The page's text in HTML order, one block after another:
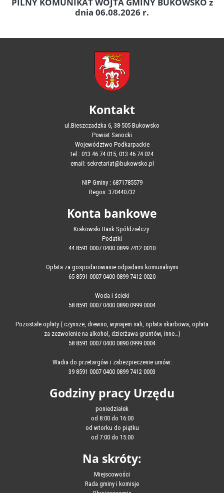
dnia 06.08.2026 r.
Kontakt
ul.Bieszczadzka 6, 38-505 Bukowsko
Powiat Sanocki
Województwo Podkarpackie
tel.: 013 46 74 015, 013 46 74 024
email: sekretariat@bukowsko.pl
NIP Gminy : 6871785579
Regon: 370440732
Konta bankowe
Krakowski Bank Spółdzielczy:
Podatki
44 8591 0007 0400 0899 7412 0010
Opłata za gospodarowanie odpadami komunalnymi
65 8591 0007 0400 0899 7412 0020
Woda i ścieki
58 8591 0007 0400 0890 0999 0004
Pozostałe opłaty ( czynsze, drewno, wynajem sali, opłata skarbowa, opłata
za zezwolenie na alkohol, dzierżawa gruntów, inne…)
58 8591 0007 0400 0890 0999 0004
Wadia do przetargów i zabezpieczenie umów:
39 8591 0007 0400 0899 7412 0003
Godziny pracy Urzędu
poniedziałek
od 8:00 do 16:00
od wtorku do piątku
od 7:00 do 15:00
Na skróty:
Miejscowości
Rada gminy i komisje